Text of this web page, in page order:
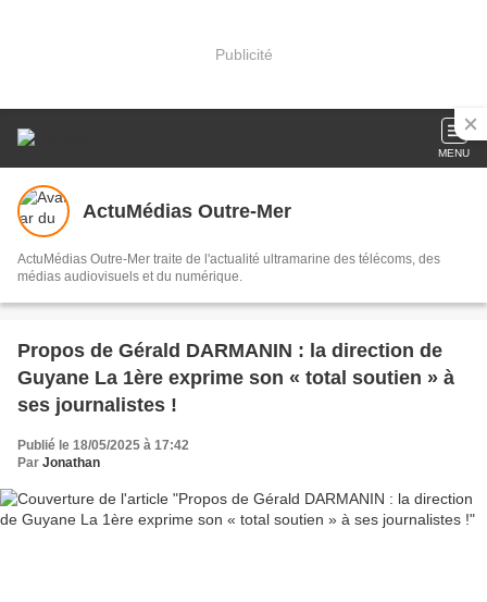
Publicité
MENU
ActuMédias Outre-Mer
ActuMédias Outre-Mer traite de l'actualité ultramarine des télécoms, des
médias audiovisuels et du numérique.
Propos de Gérald DARMANIN : la direction de
Guyane La 1ère exprime son « total soutien » à
ses journalistes !
Publié le 18/05/2025 à 17:42
Par Jonathan